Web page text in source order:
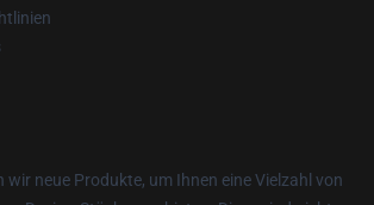
wir neue Produkte, um Ihnen eine Vielzahl von